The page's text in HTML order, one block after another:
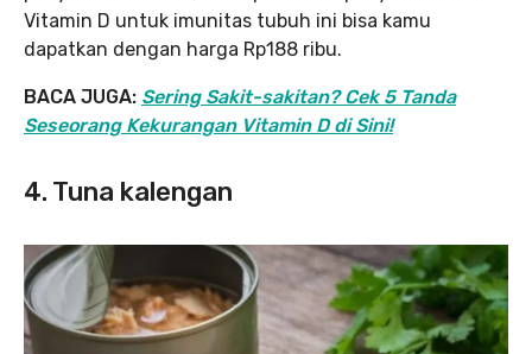
Vitamin D untuk imunitas tubuh ini bisa kamu
dapatkan dengan harga Rp188 ribu.
BACA JUGA: Sering Sakit-sakitan? Cek 5 Tanda
Seseorang Kekurangan Vitamin D di Sini!
4. Tuna kalengan